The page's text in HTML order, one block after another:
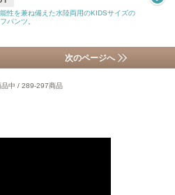
性を兼ね備えた水陸両用のKIDSサイズの
パンツ。
次のページへ
中 / 289-297商品